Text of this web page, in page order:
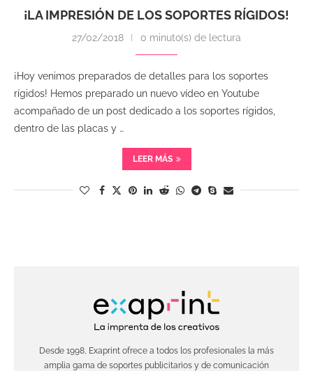
¡LA IMPRESIÓN DE LOS SOPORTES RÍGIDOS!
27/02/2018 0 minuto(s) de lectura
¡Hoy venimos preparados de detalles para los soportes
rígidos! Hemos preparado un nuevo vídeo en Youtube
acompañado de un post dedicado a los soportes rígidos,
dentro de las placas y …
LEER MÁS
Desde 1998, Exaprint ofrece a todos los profesionales la más
amplia gama de soportes publicitarios y de comunicación